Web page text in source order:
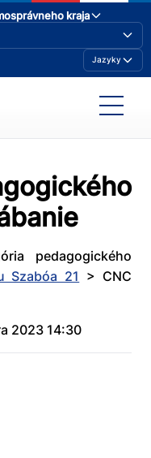
kraja
Jazyky
pedagogického
Szabóa 21 > CNC
2023 14:30